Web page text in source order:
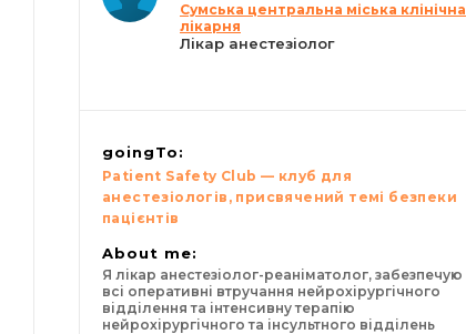
Сумська центральна міська клінічна
лікарня
Лікар анестезіолог
goingTo:
Patient Safety Club — клуб для
анестезіологів, присвячений темі безпеки
пацієнтів
About me:
Я лікар анестезіолог-реаніматолог, забезпечую
всі оперативні втручання нейрохірургічного
відділення та інтенсивну терапію
нейрохірургічного та інсультного відділень